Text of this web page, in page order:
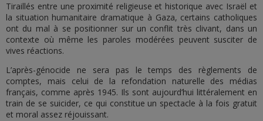
Tiraillés entre une proximité religieuse et historique avec Israël et
la situation humanitaire dramatique à Gaza, certains catholiques
ont du mal à se positionner sur un conflit très clivant, dans un
contexte où même les paroles modérées peuvent susciter de
vives réactions.
L’après-génocide ne sera pas le temps des règlements de
comptes, mais celui de la refondation naturelle des médias
français, comme après 1945. Ils sont aujourd’hui littéralement en
train de se suicider, ce qui constitue un spectacle à la fois gratuit
et moral assez réjouissant.